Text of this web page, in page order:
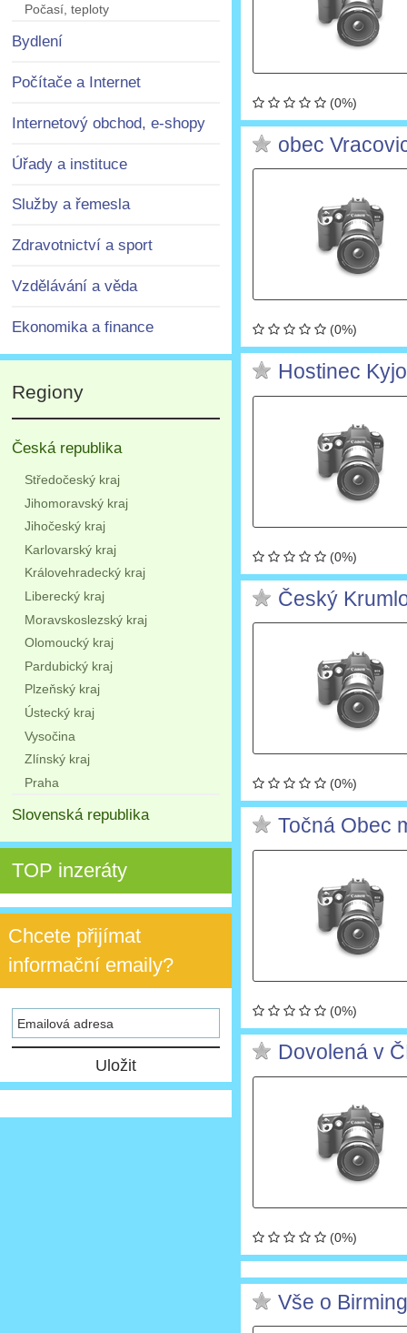
Počasí, teploty
Bydlení
Počítače a Internet
Internetový obchod, e-shopy
Úřady a instituce
Služby a řemesla
Zdravotnictví a sport
Vzdělávání a věda
Ekonomika a finance
Regiony
Česká republika
Středočeský kraj
Jihomoravský kraj
Jihočeský kraj
Karlovarský kraj
Královehradecký kraj
Liberecký kraj
Moravskoslezský kraj
Olomoucký kraj
Pardubický kraj
Plzeňský kraj
Ústecký kraj
Vysočina
Zlínský kraj
Praha
Slovenská republika
TOP inzeráty
Chcete přijímat
informační emaily?
(0%)
obec
(0%)
Hostinec
(0%)
Český
(0%)
Točná Obec
(0%)
Dovolená v
(0%)
Vše o